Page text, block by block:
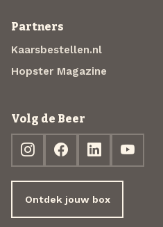
Partners
Kaarsbestellen.nl
Hopster Magazine
Volg de Beer
Ontdek jouw box